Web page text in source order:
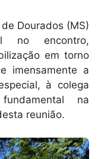
Dourados (MS)
no encontro,
em torno
imensamente a
à colega
na
reunião.